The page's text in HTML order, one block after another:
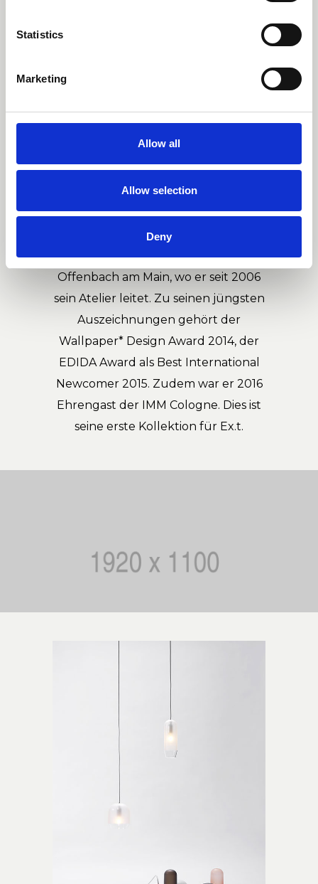
Statistics
Marketing
Allow all
Allow selection
Deny
Designer
Sebastian Herkner
Sebastian Herkner studierte
Produktdesign an der HfG in
Offenbach am Main, wo er seit 2006
sein Atelier leitet. Zu seinen jüngsten
Auszeichnungen gehört der
Wallpaper* Design Award 2014, der
EDIDA Award als Best International
Newcomer 2015. Zudem war er 2016
Ehrengast der IMM Cologne. Dies ist
seine erste Kollektion für Ex.t.